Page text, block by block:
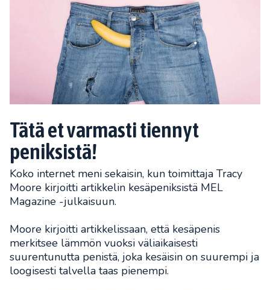
Tätä et varmasti tiennyt
peniksistä!
Koko internet meni sekaisin, kun toimittaja Tracy
Moore kirjoitti artikkelin kesäpeniksistä MEL
Magazine -julkaisuun.
Moore kirjoitti artikkelissaan, että kesäpenis
merkitsee lämmön vuoksi väliaikaisesti
suurentunutta penistä, joka kesäisin on suurempi ja
loogisesti talvella taas pienempi.